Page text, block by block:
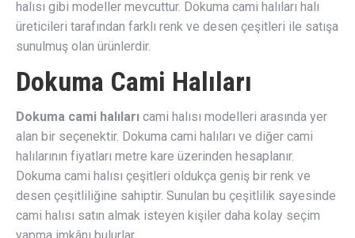
halısı gibi modeller mevcuttur. Dokuma cami halıları halı
üreticileri tarafından farklı renk ve desen çeşitleri ile satışa
sunulmuş olan ürünlerdir.
Dokuma Cami Halıları
Dokuma cami halıları cami halısı modelleri arasında yer
alan bir seçenektir. Dokuma cami halıları ve diğer cami
halılarının fiyatları metre kare üzerinden hesaplanır.
Dokuma cami halısı çeşitleri oldukça geniş bir renk ve
desen çeşitliliğine sahiptir. Sunulan bu çeşitlilik sayesinde
cami halısı satın almak isteyen kişiler daha kolay seçim